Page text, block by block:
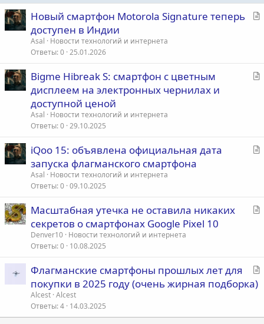
С
я
Новый смартфон Motorola Signature теперь
доступен в Индии
Asal
Новости технологий и интернета
Ответы 0 25.01.2026
С
Bigme Hibreak S: смартфон с цветным
дисплеем на электронных чернилах и
доступной ценой
Asal
Новости технологий и интернета
Ответы 0 29.10.2025
С
я
iQoo 15: объявлена официальная дата
запуска флагманского смартфона
Asal
Новости технологий и интернета
Ответы 0 09.10.2025
С
я
Масштабная утечка не оставила никаких
секретов о смартфонах Google Pixel 10
Denver10 Новости технологий и интернета
Ответы 0 10.08.2025
С
ь
Флагманские смартфоны прошлых лет для
покупки в 2025 году (очень жирная подборка)
Alcest Alcest
Ответы 4 14.03.2025